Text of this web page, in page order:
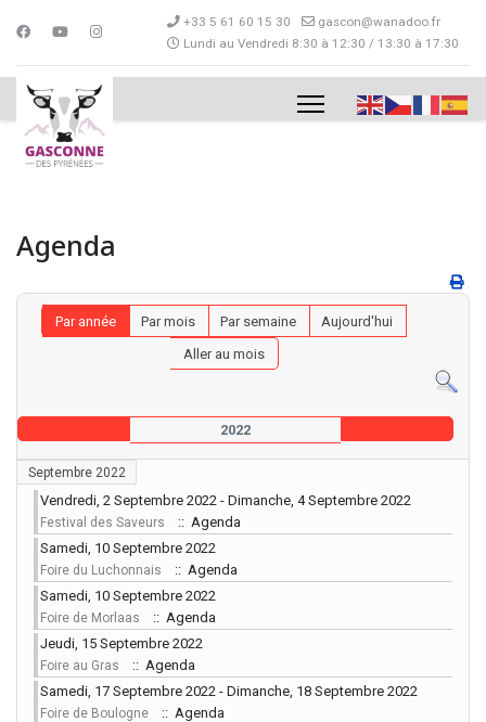
+33 5 61 60 15 30
gascon@wanadoo.fr
Lundi au Vendredi 8:30 à 12:30 / 13:30 à 17:30
Agenda
Par année Par mois Par semaine
Aujourd'hui
Aller au mois
2022
Septembre 2022
Vendredi, 2 Septembre 2022 - Dimanche, 4 Septembre 2022
Festival des Saveurs
:: Agenda
Samedi, 10 Septembre 2022
Foire du Luchonnais
:: Agenda
Samedi, 10 Septembre 2022
Foire de Morlaas
:: Agenda
Jeudi, 15 Septembre 2022
Foire au Gras
:: Agenda
Samedi, 17 Septembre 2022 - Dimanche, 18 Septembre 2022
Foire de Boulogne :: Agenda